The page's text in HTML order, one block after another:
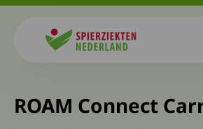
ROAM Connect